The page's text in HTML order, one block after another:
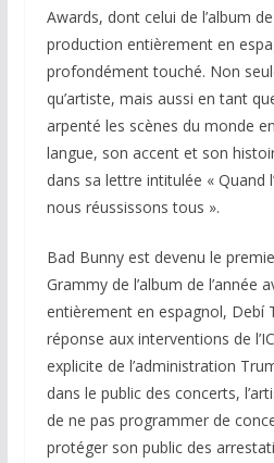
Awards, dont celui de l’album
production entièrement en
profondément touché. Non
qu’artiste, mais aussi en tant
arpenté les scènes du monde
langue, son accent et son
dans sa lettre intitulée « Quand
nous réussissons tous ».
Bad Bunny est devenu le
Grammy de l’album de l’année
entièrement en espagnol, Debí
réponse aux interventions de
explicite de l’administration
dans le public des concerts,
de ne pas programmer de
protéger son public des